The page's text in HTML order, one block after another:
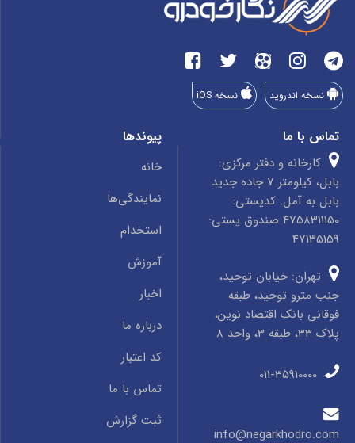
نسخه اندروید نسخه iOS
تماس با ما
کارخانه و دفتر مرکزی:
بابل، کیلومتر 7 جاده جدید
بابل به آمل. کدپستی:
4758311150 صندوق پستی:
47135159
تهران: خیابان توحید،
جنب مترو توحید، طبقه
فوقانی بانک اقتصاد نوین،
پلاک 33، طبقه 3، واحد 8
info@negarkhodro.com
پیوندها
خانه
نمایندگی‌ها
استخدام
آموزش
اخبار
درباره ما
کد اعتبار
تماس با ما
ثبت گزارش